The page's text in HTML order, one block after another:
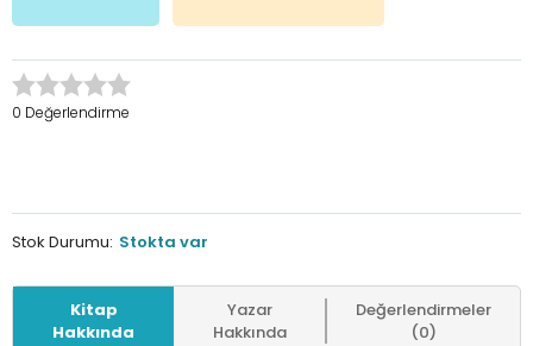
0 Değerlendirme
Stok Durumu: Stokta var
Kitap
Hakkında
Yazar
Hakkında
Değerlendirmeler
(0)